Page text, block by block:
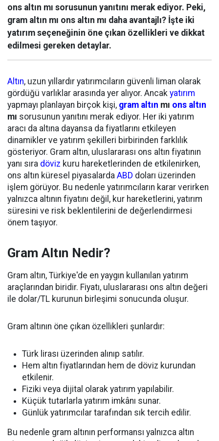
ons altın mı sorusunun yanıtını merak ediyor. Peki,
gram altın mı ons altın mı daha avantajlı? İşte iki
yatırım seçeneğinin öne çıkan özellikleri ve dikkat
edilmesi gereken detaylar.
Altın, uzun yıllardır yatırımcıların güvenli liman olarak
gördüğü varlıklar arasında yer alıyor. Ancak yatırım
yapmayı planlayan birçok kişi, gram altın mı ons altın
mı sorusunun yanıtını merak ediyor. Her iki yatırım
aracı da altına dayansa da fiyatlarını etkileyen
dinamikler ve yatırım şekilleri birbirinden farklılık
gösteriyor. Gram altın, uluslararası ons altın fiyatının
yanı sıra döviz kuru hareketlerinden de etkilenirken,
ons altın küresel piyasalarda ABD doları üzerinden
işlem görüyor. Bu nedenle yatırımcıların karar verirken
yalnızca altının fiyatını değil, kur hareketlerini, yatırım
süresini ve risk beklentilerini de değerlendirmesi
önem taşıyor.
Gram Altın Nedir?
Gram altın, Türkiye'de en yaygın kullanılan yatırım
araçlarından biridir. Fiyatı, uluslararası ons altın değeri
ile dolar/TL kurunun birleşimi sonucunda oluşur.
Gram altının öne çıkan özellikleri şunlardır:
Türk lirası üzerinden alınıp satılır.
Hem altın fiyatlarından hem de döviz kurundan
etkilenir.
Fiziki veya dijital olarak yatırım yapılabilir.
Küçük tutarlarla yatırım imkânı sunar.
Günlük yatırımcılar tarafından sık tercih edilir.
Bu nedenle gram altının performansı yalnızca altın